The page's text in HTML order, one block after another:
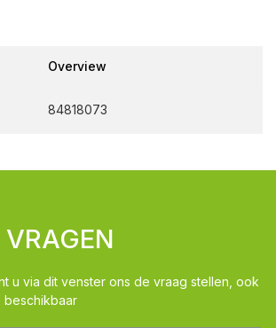
Overview
84818073
u via dit venster ons de vraag stellen, ook
beschikbaar